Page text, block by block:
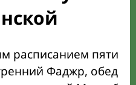
расписанием пяти
Фаджр,